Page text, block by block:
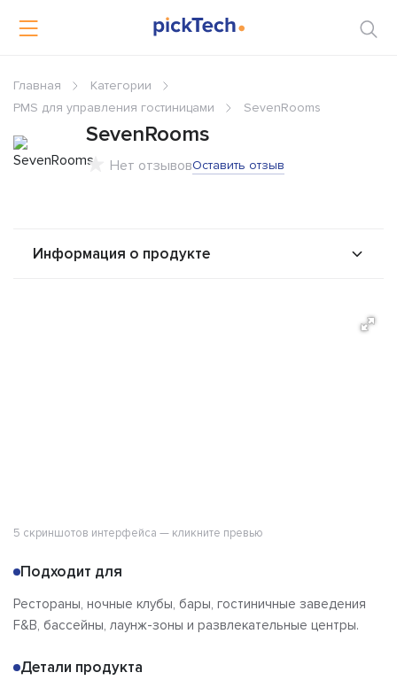
Главная
Категории
PMS для управления гостиницами
SevenRooms
SevenRooms
Нет отзывовОставить отзыв
Информация о продукте
5 скриншотов интерфейса — кликните превью
Подходит для
Рестораны, ночные клубы, бары, гостиничные заведения
F&B, бассейны, лаунж-зоны и развлекательные центры.
Детали продукта